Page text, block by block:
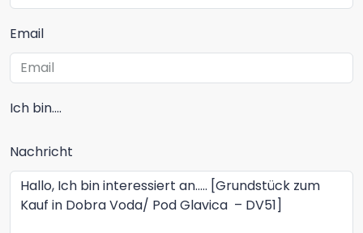
Email
Ich bin....
Nachricht